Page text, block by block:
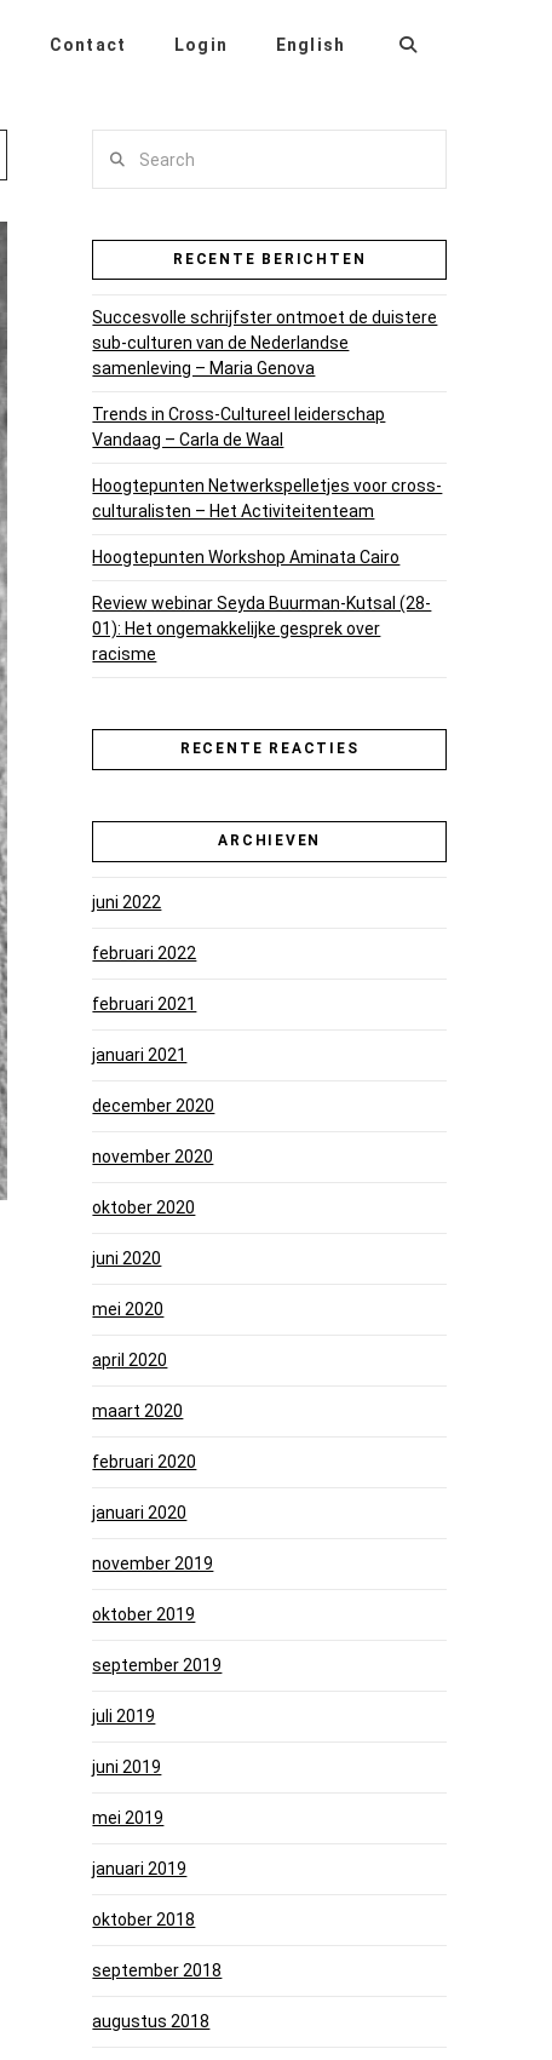
Contact Login English
RECENTE BERICHTEN
Succesvolle schrijfster ontmoet de duistere
sub-culturen van de Nederlandse
samenleving – Maria Genova
Trends in Cross-Cultureel leiderschap
Vandaag – Carla de Waal
Hoogtepunten Netwerkspelletjes voor cross-
culturalisten – Het Activiteitenteam
Hoogtepunten Workshop Aminata Cairo
Review webinar Seyda Buurman-Kutsal (28-
01): Het ongemakkelijke gesprek over
racisme
RECENTE REACTIES
ARCHIEVEN
juni 2022
februari 2022
februari 2021
januari 2021
december 2020
november 2020
oktober 2020
juni 2020
mei 2020
april 2020
maart 2020
februari 2020
januari 2020
november 2019
oktober 2019
september 2019
juli 2019
juni 2019
mei 2019
januari 2019
oktober 2018
september 2018
augustus 2018